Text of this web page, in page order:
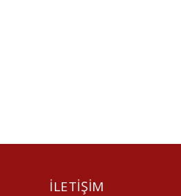
ILETIŞIM